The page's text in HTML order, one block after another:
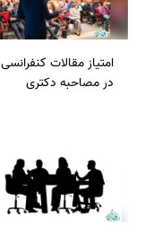
امتیاز مقالات کنفرانسی
در مصاحبه دکتری